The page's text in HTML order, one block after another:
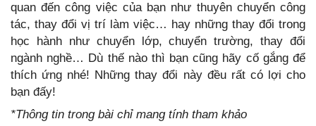
quan đến công việc của bạn như thuyên chuyển công
tác, thay đổi vị trí làm việc… hay những thay đổi trong
học hành như chuyển lớp, chuyển trường, thay đổi
ngành nghề… Dù thế nào thì bạn cũng hãy cố gắng để
thích ứng nhé! Những thay đổi này đều rất có lợi cho
bạn đấy!
*Thông tin trong bài chỉ mang tính tham khảo